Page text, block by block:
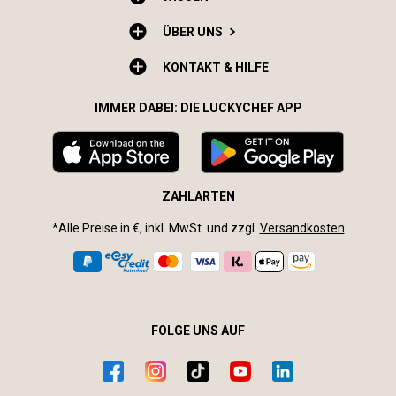
ÜBER UNS
KONTAKT & HILFE
IMMER DABEI: DIE LUCKYCHEF APP
ZAHLARTEN
*Alle Preise in €, inkl. MwSt. und zzgl. Versandkosten
FOLGE UNS AUF